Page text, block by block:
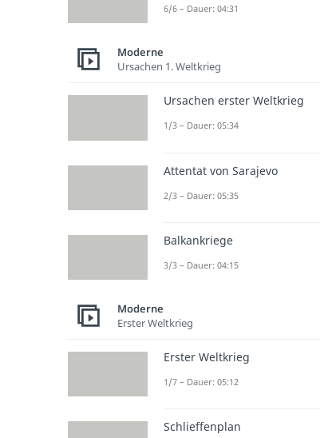
6/6 – Dauer: 04:31
Moderne
Ursachen 1. Weltkrieg
Ursachen erster Weltkrieg
1/3 – Dauer: 05:34
Attentat von Sarajevo
2/3 – Dauer: 05:35
Balkankriege
3/3 – Dauer: 04:15
Moderne
Erster Weltkrieg
Erster Weltkrieg
1/7 – Dauer: 05:12
Schlieffenplan